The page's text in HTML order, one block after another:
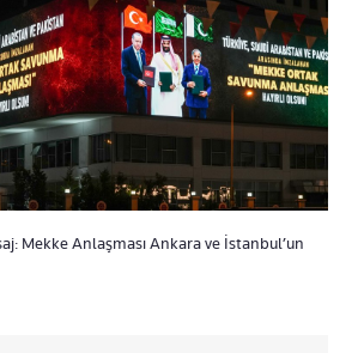
Mekke Anlaşması Ankara ve İstanbul’un